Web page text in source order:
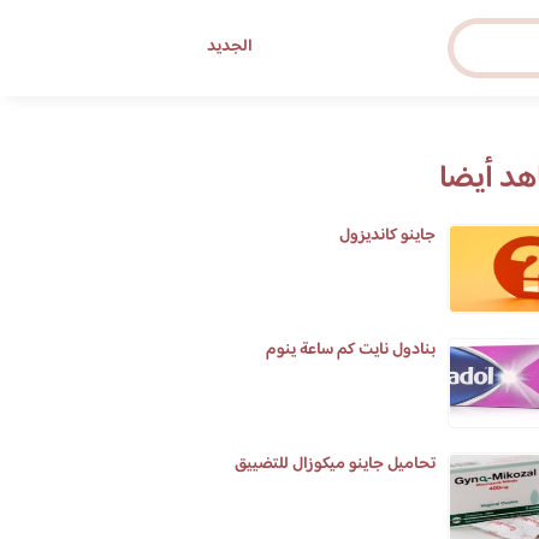
الجديد
أيضا
جاينو كانديزول
بنادول نايت كم ساعة ينوم
تحاميل جاينو ميكوزال للتضييق